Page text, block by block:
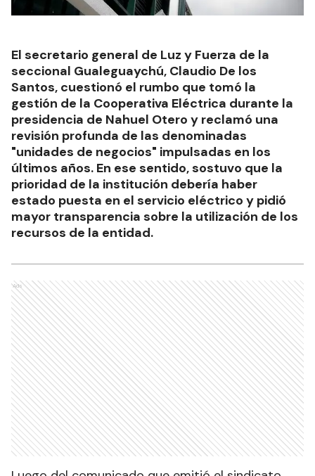
El secretario general de Luz y Fuerza de la
seccional Gualeguaychú, Claudio De los
Santos, cuestionó el rumbo que tomó la
gestión de la Cooperativa Eléctrica durante la
presidencia de Nahuel Otero y reclamó una
revisión profunda de las denominadas
"unidades de negocios" impulsadas en los
últimos años. En ese sentido, sostuvo que la
prioridad de la institución debería haber
estado puesta en el servicio eléctrico y pidió
mayor transparencia sobre la utilización de los
recursos de la entidad.
Ads